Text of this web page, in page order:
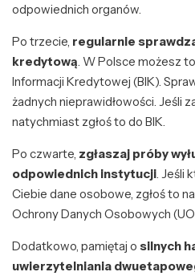
odpowiednich organów.
Po trzecie, regularnie
kredytową. W Polsce możesz
Informacji Kredytowej (BIK).
żadnych nieprawidłowości. Jeśli
natychmiast zgłoś to do BIK.
Po czwarte, zgłaszaj próby
odpowiednich instytucji. Jeśli
Ciebie dane osobowe, zgłoś to
Ochrony Danych Osobowych
Dodatkowo, pamiętaj o silnych
uwierzytelniania